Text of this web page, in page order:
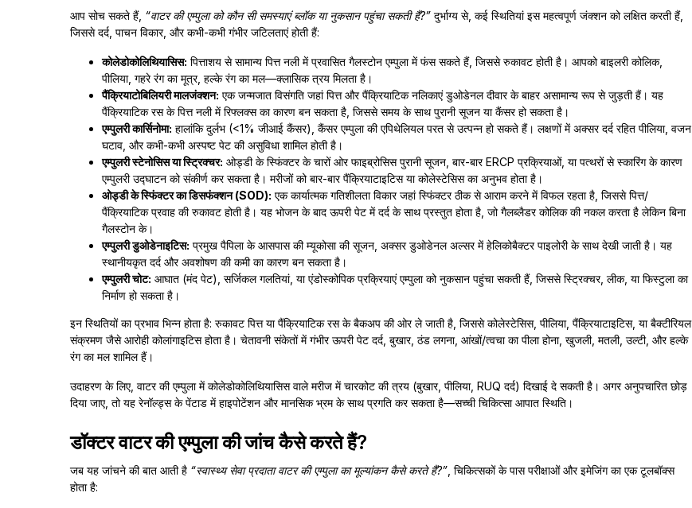
आप सोच सकते हैं, “वाटर की एम्पुला को कौन सी समस्याएं ब्लॉक या नुकसान पहुंचा सकती हैं?” दुर्भाग्य से, कई स्थितियां इस महत्वपूर्ण जंक्शन को लक्षित करती हैं,
जिससे दर्द, पाचन विकार, और कभी-कभी गंभीर जटिलताएं होती हैं:
कोलेडोकोलिथियासिस: पित्ताशय से सामान्य पित्त नली में प्रवासित गैलस्टोन एम्पुला में फंस सकते हैं, जिससे रुकावट होती है। आपको बाइलरी कोलिक,
पीलिया, गहरे रंग का मूत्र, हल्के रंग का मल—क्लासिक त्रय मिलता है।
पैंक्रियाटोबिलियरी मालजंक्शन: एक जन्मजात विसंगति जहां पित्त और पैंक्रियाटिक नलिकाएं डुओडेनल दीवार के बाहर असामान्य रूप से जुड़ती हैं। यह
पैंक्रियाटिक रस के पित्त नली में रिफ्लक्स का कारण बन सकता है, जिससे समय के साथ पुरानी सूजन या कैंसर हो सकता है।
एम्पुलरी कार्सिनोमा: हालांकि दुर्लभ (<1% जीआई कैंसर), कैंसर एम्पुला की एपिथेलियल परत से उत्पन्न हो सकते हैं। लक्षणों में अक्सर दर्द रहित पीलिया, वजन
घटाव, और कभी-कभी अस्पष्ट पेट की असुविधा शामिल होती है।
एम्पुलरी स्टेनोसिस या स्ट्रिक्चर: ओड्डी के स्फिंक्टर के चारों ओर फाइब्रोसिस पुरानी सूजन, बार-बार ERCP प्रक्रियाओं, या पत्थरों से स्कारिंग के कारण
एम्पुलरी उद्घाटन को संकीर्ण कर सकता है। मरीजों को बार-बार पैंक्रियाटाइटिस या कोलेस्टेसिस का अनुभव होता है।
ओड्डी के स्फिंक्टर का डिसफंक्शन (SOD): एक कार्यात्मक गतिशीलता विकार जहां स्फिंक्टर ठीक से आराम करने में विफल रहता है, जिससे पित्त/
पैंक्रियाटिक प्रवाह की रुकावट होती है। यह भोजन के बाद ऊपरी पेट में दर्द के साथ प्रस्तुत होता है, जो गैलब्लैडर कोलिक की नकल करता है लेकिन बिना
गैलस्टोन के।
एम्पुलरी डुओडेनाइटिस: प्रमुख पैपिला के आसपास की म्यूकोसा की सूजन, अक्सर डुओडेनल अल्सर में हेलिकोबैक्टर पाइलोरी के साथ देखी जाती है। यह
स्थानीयकृत दर्द और अवशोषण की कमी का कारण बन सकता है।
एम्पुलरी चोट: आघात (मंद पेट), सर्जिकल गलतियां, या एंडोस्कोपिक प्रक्रियाएं एम्पुला को नुकसान पहुंचा सकती हैं, जिससे स्ट्रिक्चर, लीक, या फिस्टुला का
निर्माण हो सकता है।
इन स्थितियों का प्रभाव भिन्न होता है: रुकावट पित्त या पैंक्रियाटिक रस के बैकअप की ओर ले जाती है, जिससे कोलेस्टेसिस, पीलिया, पैंक्रियाटाइटिस, या बैक्टीरियल
संक्रमण जैसे आरोही कोलांगाइटिस होता है। चेतावनी संकेतों में गंभीर ऊपरी पेट दर्द, बुखार, ठंड लगना, आंखों/त्वचा का पीला होना, खुजली, मतली, उल्टी, और हल्के
रंग का मल शामिल हैं।
उदाहरण के लिए, वाटर की एम्पुला में कोलेडोकोलिथियासिस वाले मरीज में चारकोट की त्रय (बुखार, पीलिया, RUQ दर्द) दिखाई दे सकती है। अगर अनुपचारित छोड़
दिया जाए, तो यह रेनॉल्ड्स के पेंटाड में हाइपोटेंशन और मानसिक भ्रम के साथ प्रगति कर सकता है—सच्ची चिकित्सा आपात स्थिति।
डॉक्टर वाटर की एम्पुला की जांच कैसे करते हैं?
जब यह जांचने की बात आती है “स्वास्थ्य सेवा प्रदाता वाटर की एम्पुला का मूल्यांकन कैसे करते हैं?” , चिकित्सकों के पास परीक्षाओं और इमेजिंग का एक टूलबॉक्स
होता है: